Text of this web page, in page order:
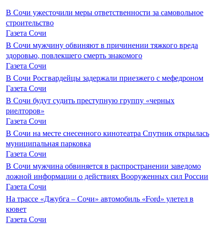
В Сочи ужесточили меры ответственности за самовольное
строительство
Газета Сочи
В Сочи мужчину обвиняют в причинении тяжкого вреда
здоровью, повлекшего смерть знакомого
Газета Сочи
В Сочи Росгвардейцы задержали приезжего с мефедроном
Газета Сочи
В Сочи будут судить преступную группу «черных
риелторов»
Газета Сочи
В Сочи на месте снесенного кинотеатра Спутник открылась
муниципальная парковка
Газета Сочи
В Сочи мужчина обвиняется в распространении заведомо
ложной информации о действиях Вооруженных сил России
Газета Сочи
На трассе «Джубга – Сочи» автомобиль «Ford» улетел в
кювет
Газета Сочи